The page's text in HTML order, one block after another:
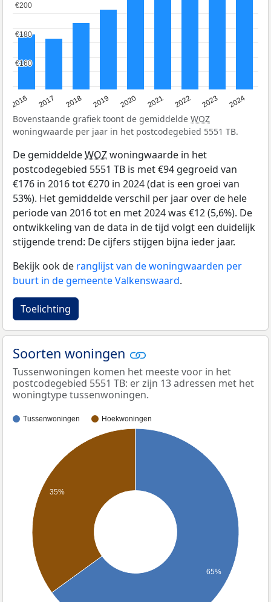
2016 2017 2018 2019 2020 2021 2022 2023 2024
€160
€160
€180
€180
€200
€200
Bovenstaande grafiek toont de gemiddelde WOZ
woningwaarde per jaar in het postcodegebied 5551 TB.
De gemiddeldeWOZwoningwaarde in het
postcodegebied 5551 TB is met €94 gegroeid van
€176 in 2016 tot €270 in 2024 (dat is een groei van
53%). Het gemiddelde verschil per jaar over de hele
periode van 2016 tot en met 2024 was €12 (5,6%). De
ontwikkeling van de data in de tijd volgt een duidelijk
stijgende trend: De cijfers stijgen bijna ieder jaar.
Bekijk ook de ranglijst van de woningwaarden per
buurt in de gemeente Valkenswaard.
Toelichting
Soorten woningen
Tussenwoningen komen het meeste voor in het
postcodegebied 5551 TB: er zijn 13 adressen met het
woningtype tussenwoningen.
Tussenwoningen Hoekwoningen
35%
65%